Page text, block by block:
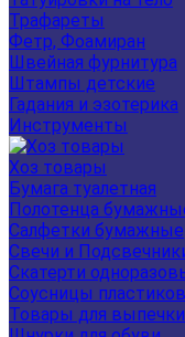
Трафареты
Фетр, Фоамиран
Швейная фурнитура
Штампы детские
Гадания и эзотерика
Инструменты
Хоз товары
Бумага туалетная
Полотенца
Салфетки бумажные
Свечи и
Скатерти
Соусницы
Товары для выпечки